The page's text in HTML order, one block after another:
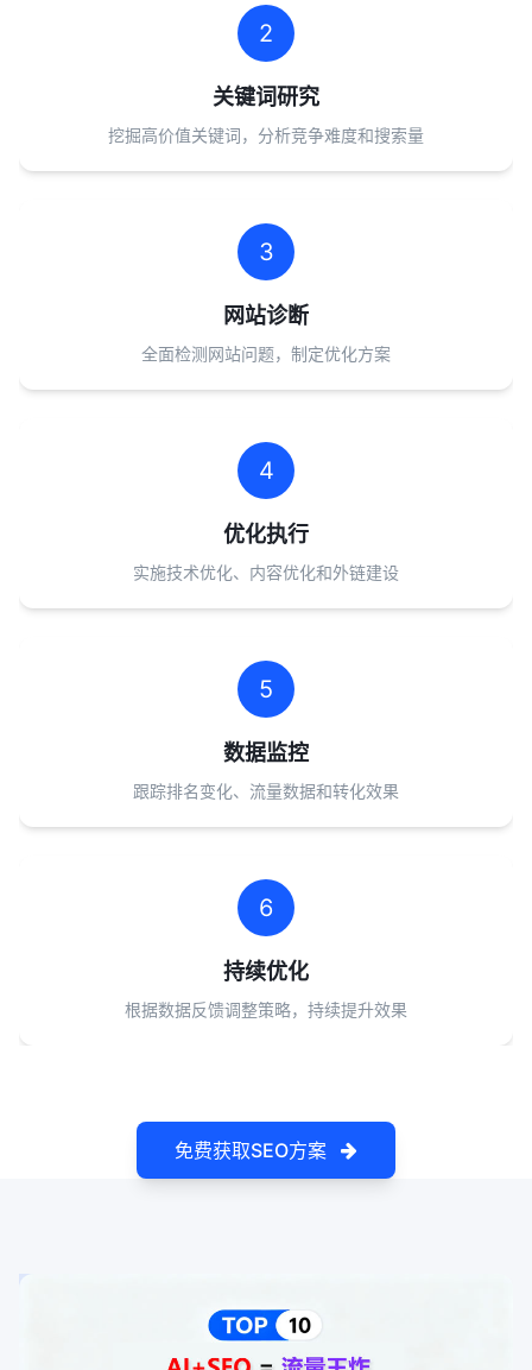
2
关键词研究
挖掘高价值关键词，分析竞争难度和搜索量
3
网站诊断
全面检测网站问题，制定优化方案
4
优化执行
实施技术优化、内容优化和外链建设
5
数据监控
跟踪排名变化、流量数据和转化效果
6
持续优化
根据数据反馈调整策略，持续提升效果
免费获取SEO方案